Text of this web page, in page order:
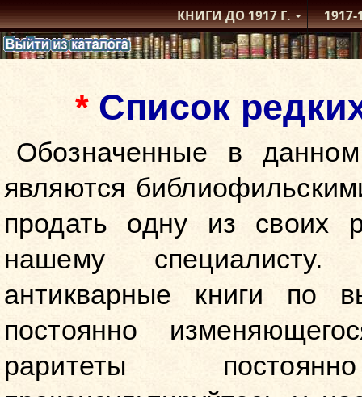
КНИГИ ДО 1917Г. 1917-
* Список
Обозначенные в
являются
продать одну из своих
нашему
антикварные книги по
постоянно
раритеты